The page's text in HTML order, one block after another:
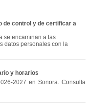
de control y de certificar a
se encaminan a las
datos personales con la
y horarios
2027 en Sonora. Consulta